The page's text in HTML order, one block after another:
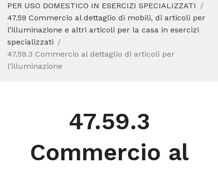
PER USO DOMESTICO IN ESERCIZI SPECIALIZZATI
47.59 Commercio al dettaglio di mobili, di articoli per
l’illuminazione e altri articoli per la casa in esercizi
specializzati
47.59.3 Commercio al dettaglio di articoli per
l’illuminazione
47.59.3
Commercio al